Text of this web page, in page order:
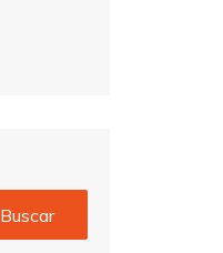
Buscar